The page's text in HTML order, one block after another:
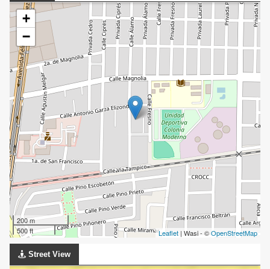
+
−
200 m
500 ft
Leaflet | Wasi - ©OpenStreetMap
Street View